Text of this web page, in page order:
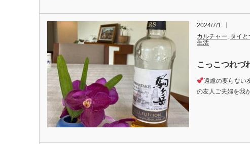
2024/7/1
カルチャー, タイ
生活
こっこつれづ
遠慮の要らない
の友人ご夫婦を我